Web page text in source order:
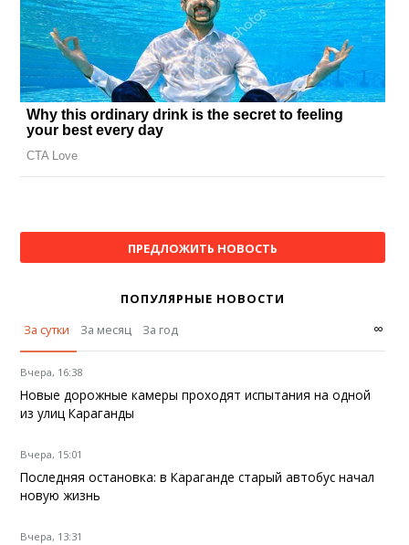
ПРЕДЛОЖИТЬ НОВОСТЬ
ПОПУЛЯРНЫЕ НОВОСТИ
За сутки
За месяц За год ∞
Вчера, 16:38
Новые дорожные камеры проходят испытания на одной
из улиц Караганды
Вчера, 15:01
Последняя остановка: в Караганде старый автобус начал
новую жизнь
Вчера, 13:31